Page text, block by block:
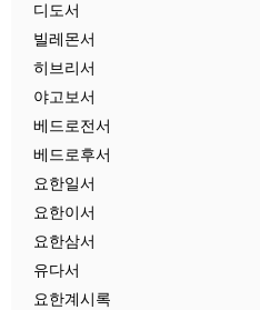
디도서
빌레몬서
히브리서
야고보서
베드로전서
베드로후서
요한일서
요한이서
요한삼서
유다서
요한계시록